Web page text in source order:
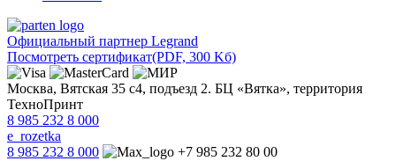
Официальный партнер Legrand
Посмотреть сертификат(PDF, 300 Kб)
Москва, Вятская 35 с4, подъезд 2. БЦ «Вятка», территория
ТехноПринт
8 985 232 8 000
e_rozetka
8 985 232 8 000
+7 985 232 80 00